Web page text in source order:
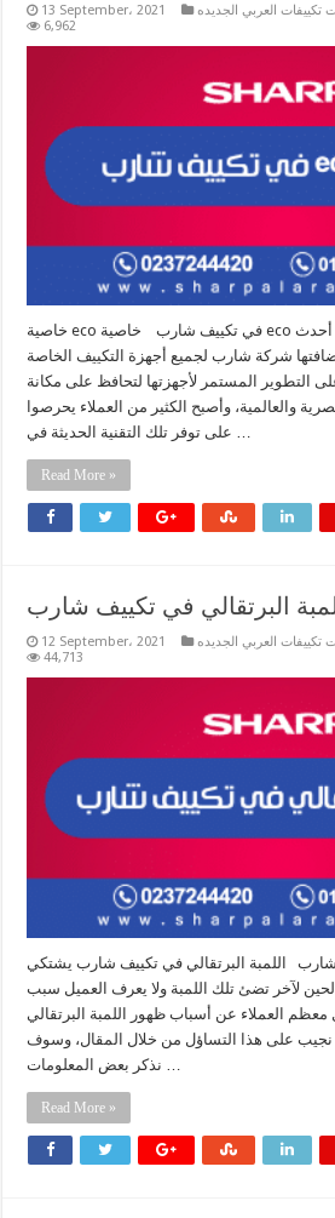
13 September، 2021 العربي الجديده
6,962
خاصية eco في تكييف شارب خاصية eco في تكييف شارب من أحدث
اضافتها شركة شارب لجميع أجهزة التكييف الخاصة
التطوير المستمر لأجهزتها لتحافظ على مكانة
والعالمية، وأصبح الكثير من العملاء يحرصوا
على توفر تلك التقنية الحديثة في …
Read More »
البرتقالي في تكييف شارب
12 September، 2021 العربي الجديده
44,713
شارب اللمبة البرتقالي في تكييف شارب يشتكي
لآخر تضئ تلك اللمبة ولا يعرف العميل سبب
معظم العملاء عن أسباب ظهور اللمبة البرتقالي
على هذا التساؤل من خلال المقال، وسوف
نذكر بعض المعلومات …
Read More »